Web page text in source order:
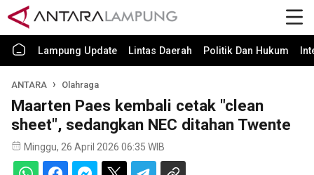
Lampung Update Lintas Daerah Politik Dan Hukum
ANTARA Olahraga
Maarten Paes kembali cetak "clean
sheet", sedangkan NEC ditahan Twente
Minggu, 26 April 2026 06:35 WIB